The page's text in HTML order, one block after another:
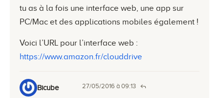
tu as à la fois une interface web, une app sur
PC/Mac et des applications mobiles également !
Voici l’URL pour l’interface web :
https://www.amazon.fr/clouddrive
Bicube 27/05/2016 à 09:13